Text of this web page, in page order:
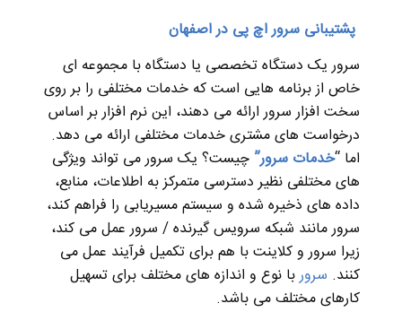
پشتیبانی سرور اچ پی در اصفهان
سرور یک دستگاه تخصصی یا دستگاه با مجموعه ای
خاص از برنامه هایی است که خدمات مختلفی را بر روی
سخت افزار سرور ارائه می دهند، این نرم افزار بر اساس
درخواست های مشتری خدمات مختلفی ارائه می دهد.
اما “خدمات سرور”چیست؟ یک سرور می تواند ویژگی
های مختلفی نظیر دسترسی متمرکز به اطلاعات، منابع،
داده های ذخیره شده و سیستم مسیریابی را فراهم کند،
سرور مانند شبکه سرویس گیرنده / سرور عمل می کند،
زیرا سرور و کلاینت با هم برای تکمیل فرآیند عمل می
کنند. سروربا نوع و اندازه های مختلف برای تسهیل
کارهای مختلف می باشد.